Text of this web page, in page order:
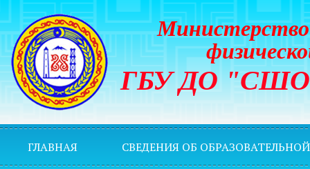
Министерство
ГБУ ДО "СШОР
ГЛАВНАЯ СВЕДЕНИЯ ОБ